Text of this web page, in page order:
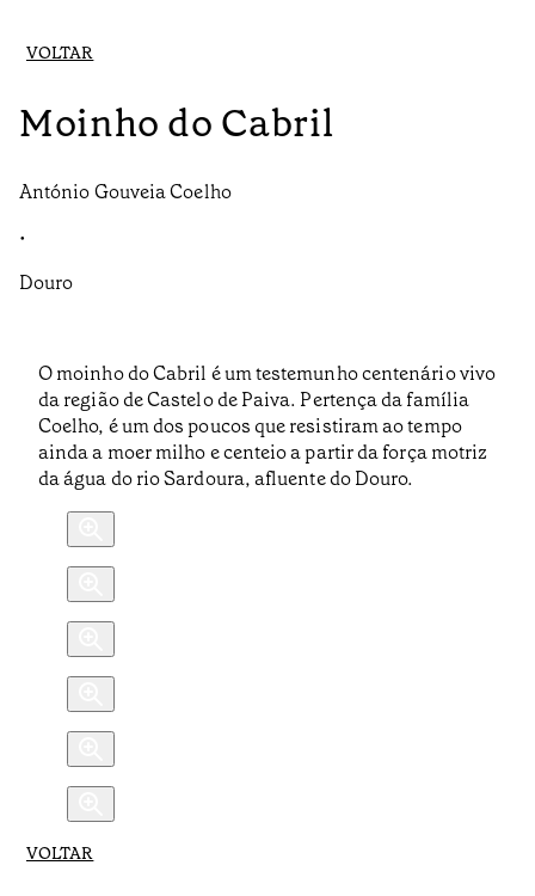
VOLTAR
Moinho do Cabril
António Gouveia Coelho
•
Douro
O moinho do Cabril é um testemunho centenário vivo
da região de Castelo de Paiva. Pertença da família
Coelho, é um dos poucos que resistiram ao tempo
ainda a moer milho e centeio a partir da força motriz
da água do rio Sardoura, afluente do Douro.
VOLTAR